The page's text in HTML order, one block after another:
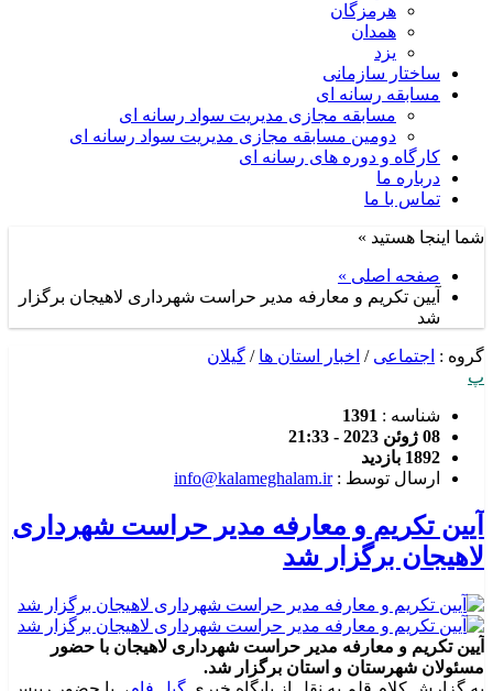
هرمزگان
همدان
یزد
ساختار سازمانی
مسابقه رسانه ای
مسابقه مجازی مدیریت سواد رسانه ای
دومین مسابقه مجازی مدیریت سواد رسانه ای
کارگاه و دوره های رسانه ای
درباره ما
تماس با ما
شما اینجا هستید »
صفحه اصلی »
آیین تکریم و معارفه مدیر حراست شهرداری لاهیجان برگزار
شد
گروه : اجتماعی / اخبار استان ها / گیلان
پ
شناسه : 1391
08 ژوئن 2023 - 21:33
1892 بازدید
ارسال توسط :info@kalameghalam.ir
آیین تکریم و معارفه مدیر حراست شهرداری
لاهیجان برگزار شد
آیین تکریم و معارفه مدیر حراست شهرداری لاهیجان با حضور
مسئولان شهرستان و استان برگزار شد.